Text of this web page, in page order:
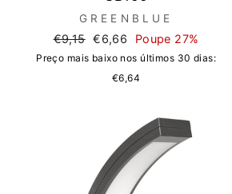
GREENBLUE
Preço
normal
€9,15 Preço
de
saldo
€6,66 Poupe 27%
Preço mais baixo nos últimos 30 dias:
€6,64